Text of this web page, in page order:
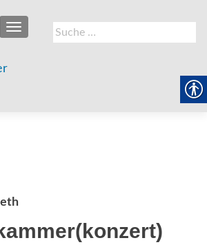
Suche
nach:
SCHALTE NAVIGATION